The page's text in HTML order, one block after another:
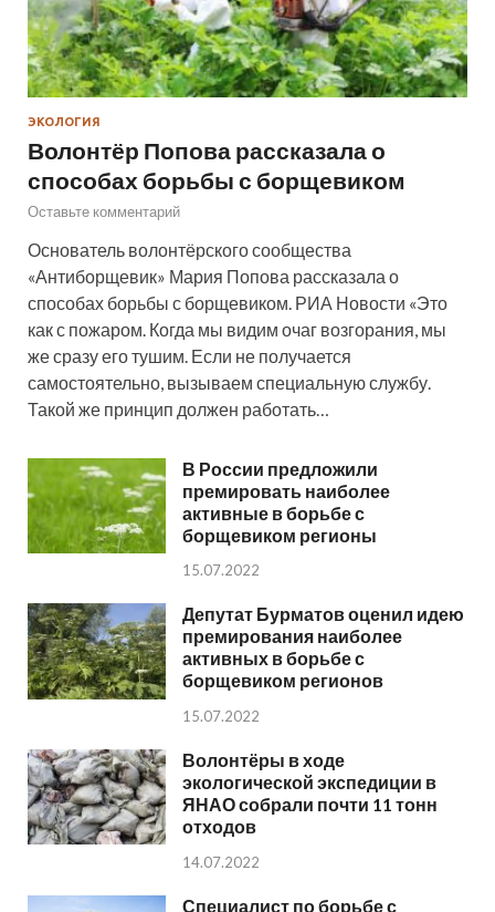
ЭКОЛОГИЯ
Волонтёр Попова рассказала о
способах борьбы с борщевиком
Оставьте комментарий
Основатель волонтёрского сообщества
«Антиборщевик» Мария Попова рассказала о
способах борьбы с борщевиком. РИА Новости «Это
как с пожаром. Когда мы видим очаг возгорания, мы
же сразу его тушим. Если не получается
самостоятельно, вызываем специальную службу.
Такой же принцип должен работать…
В России предложили
премировать наиболее
активные в борьбе с
борщевиком регионы
15.07.2022
Депутат Бурматов оценил идею
премирования наиболее
активных в борьбе с
борщевиком регионов
15.07.2022
Волонтёры в ходе
экологической экспедиции в
ЯНАО собрали почти 11 тонн
отходов
14.07.2022
Специалист по борьбе с